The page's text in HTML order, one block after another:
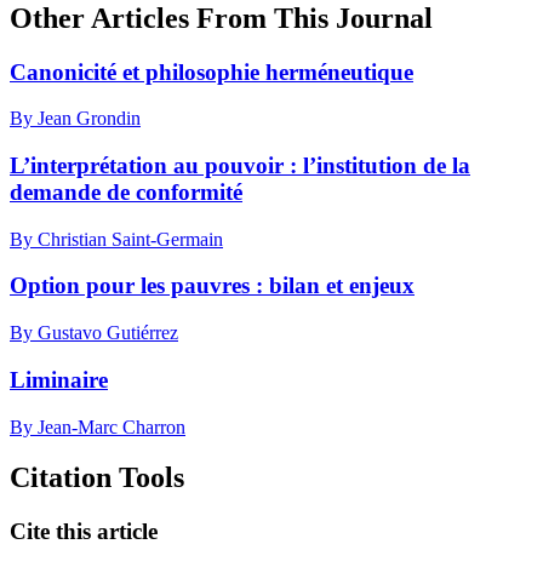
Other Articles From This Journal
Canonicité et philosophie herméneutique
By Jean Grondin
L’interprétation au pouvoir : l’institution de la
demande de conformité
By Christian Saint-Germain
Option pour les pauvres : bilan et enjeux
By Gustavo Gutiérrez
Liminaire
By Jean-Marc Charron
Citation Tools
Cite this article